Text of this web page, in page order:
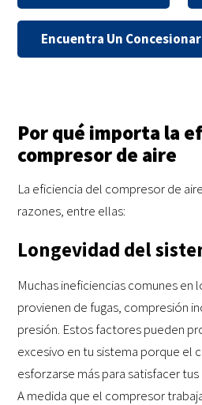
Encuentra Un
Por qué importa la
compresor de aire
La eficiencia del compresor de
razones, entre ellas:
Longevidad del
Muchas ineficiencias comunes en
provienen de fugas, compresión
presión. Estos factores pueden
excesivo en tu sistema porque el
esforzarse más para satisfacer
A medida que el compresor